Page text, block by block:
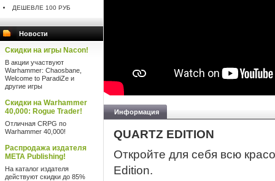
ДЕШЕВЛЕ 100 РУБ
Новости
Скидки на игры Nacon!
В акции участвуют
Warhammer: Chaosbane,
Welcome to ParadiZe и
другие игры
Скидки на Warhammer
40,000: Rogue Trader!
Отличная CRPG по
Warhammer 40,000!
Распродажа издателя
META Publishing!
На каталог издателя
действуют скидки до 85%
Информация
QUARTZ EDITION
Откройте для себя всю
Edition.